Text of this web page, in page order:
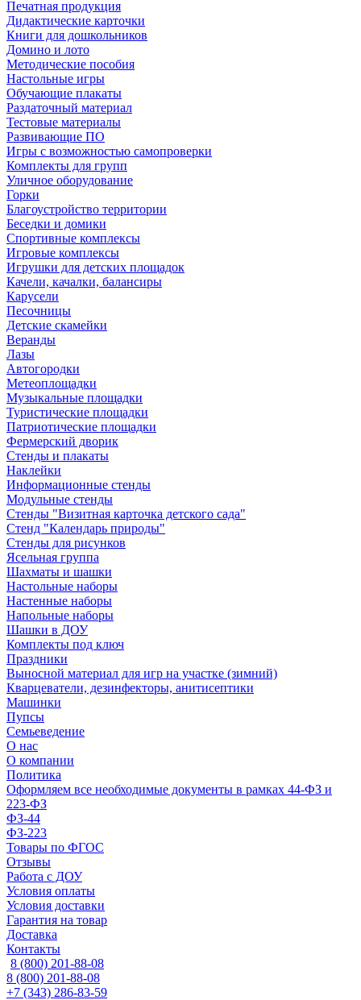
Печатная продукция
Дидактические карточки
Книги для дошкольников
Домино и лото
Методические пособия
Настольные игры
Обучающие плакаты
Раздаточный материал
Тестовые материалы
Развивающие ПО
Игры с возможностью самопроверки
Комплекты для групп
Уличное оборудование
Горки
Благоустройство территории
Беседки и домики
Спортивные комплексы
Игровые комплексы
Игрушки для детских площадок
Качели, качалки, балансиры
Карусели
Песочницы
Детские скамейки
Веранды
Лазы
Автогородки
Метеоплощадки
Музыкальные площадки
Туристические площадки
Патриотические площадки
Фермерский дворик
Стенды и плакаты
Наклейки
Информационные стенды
Модульные стенды
Стенды "Визитная карточка детского сада"
Стенд "Календарь природы"
Стенды для рисунков
Ясельная группа
Шахматы и шашки
Настольные наборы
Настенные наборы
Напольные наборы
Шашки в ДОУ
Комплекты под ключ
Праздники
Выносной материал для игр на участке (зимний)
Кварцеватели, дезинфекторы, анитисептики
Машинки
Пупсы
Семьеведение
О нас
О компании
Политика
Оформляем все необходимые документы в рамках 44-ФЗ и
223-ФЗ
ФЗ-44
ФЗ-223
Товары по ФГОС
Отзывы
Работа с ДОУ
Условия оплаты
Условия доставки
Гарантия на товар
Доставка
Контакты
8 (800) 201-88-08
8 (800) 201-88-08
+7 (343) 286-83-59